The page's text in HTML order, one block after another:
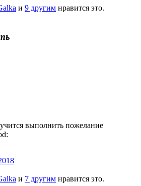
и 9 другим нравится это.
выполнить пожелание
и 7 другим нравится это.